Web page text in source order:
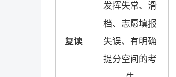
复读
发挥失常、滑
档、志愿填报
失误、有明确
提分空间的考